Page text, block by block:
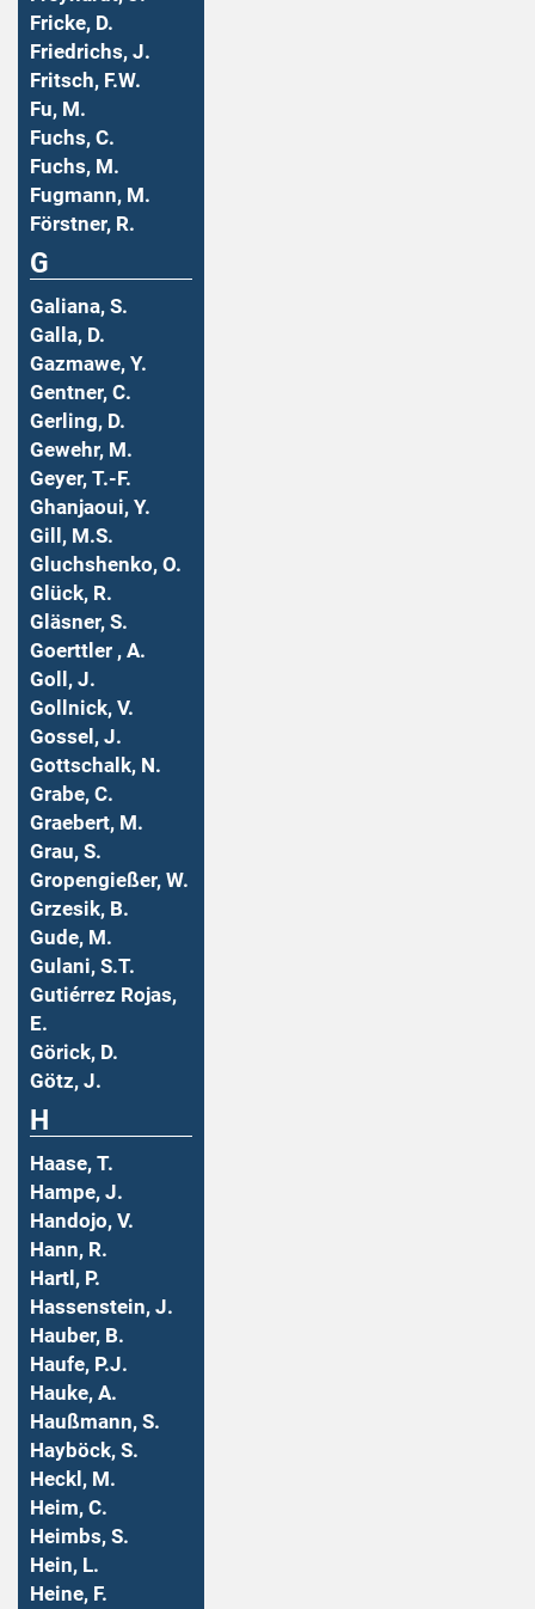
Fricke, D.
Friedrichs, J.
Fritsch, F.W.
Fu, M.
Fuchs, C.
Fuchs, M.
Fugmann, M.
Förstner, R.
G
Galiana, S.
Galla, D.
Gazmawe, Y.
Gentner, C.
Gerling, D.
Gewehr, M.
Geyer, T.-F.
Ghanjaoui, Y.
Gill, M.S.
Gluchshenko, O.
Glück, R.
Gläsner, S.
Goerttler , A.
Goll, J.
Gollnick, V.
Gossel, J.
Gottschalk, N.
Grabe, C.
Graebert, M.
Grau, S.
Gropengießer, W.
Grzesik, B.
Gude, M.
Gulani, S.T.
Gutiérrez Rojas,
E.
Görick, D.
Götz, J.
H
Haase, T.
Hampe, J.
Handojo, V.
Hann, R.
Hartl, P.
Hassenstein, J.
Hauber, B.
Haufe, P.J.
Hauke, A.
Haußmann, S.
Hayböck, S.
Heckl, M.
Heim, C.
Heimbs, S.
Hein, L.
Heine, F.